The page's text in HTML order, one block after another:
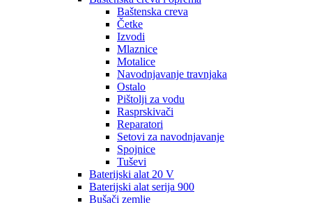
Baštenska creva
Četke
Izvodi
Mlaznice
Motalice
Navodnjavanje travnjaka
Ostalo
Pištolji za vodu
Rasprskivači
Reparatori
Setovi za navodnjavanje
Spojnice
Tuševi
Baterijski alat 20 V
Baterijski alat serija 900
Bušači zemlje